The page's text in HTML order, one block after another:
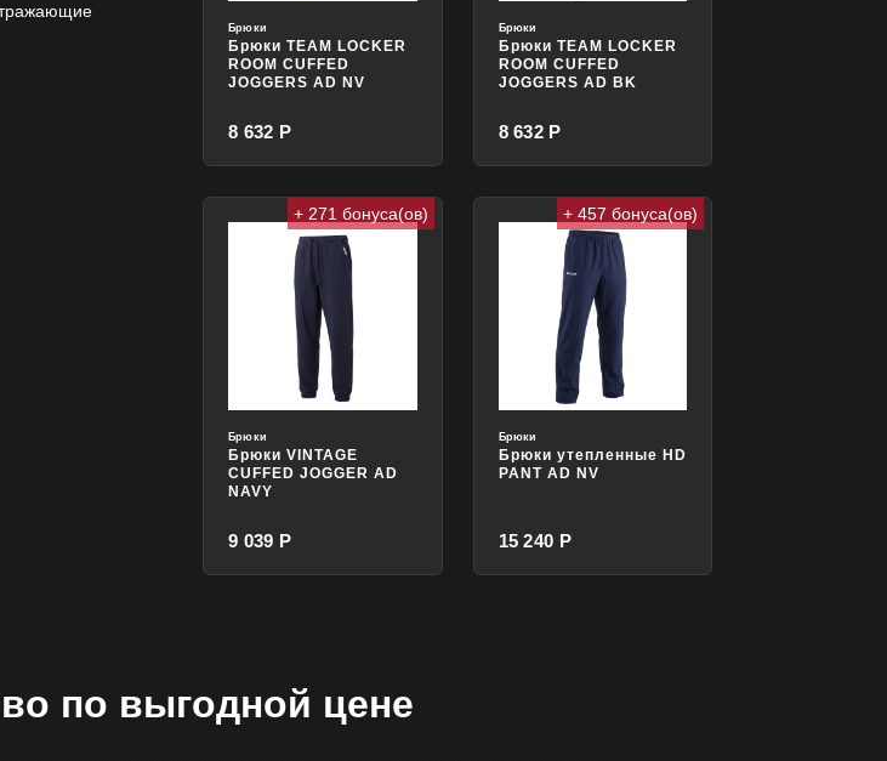
Брюки
Брюки TEAM LOCKER
ROOM CUFFED
JOGGERS AD NV
8 632 Р
Брюки
Брюки TEAM LOCKER
ROOM CUFFED
JOGGERS AD BK
8 632 Р
+ 271 бонуса(ов)
Брюки
Брюки VINTAGE
CUFFED JOGGER AD
NAVY
9 039 Р
+ 457 бонуса(ов)
Брюки
Брюки утепленные HD
PANT AD NV
15 240 Р
по выгодной цене